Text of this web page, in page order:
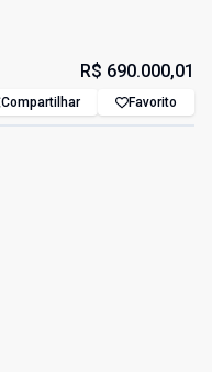
R$ 690.000,01
Compartilhar Favorito